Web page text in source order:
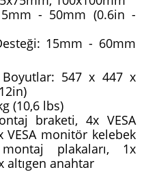
- 50mm (0.6in -
15mm - 60mm
547 x 447 x
(10,6 lbs)
braketi, 4x VESA
VESA monitör kelebek
plakaları, 1x
altıgen anahtar